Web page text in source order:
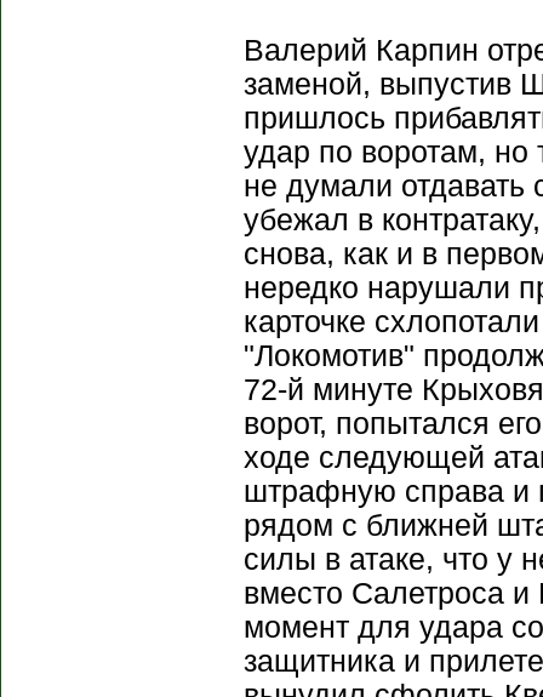
Валерий Карпин
заменой, выпустив
пришлось
удар по воротам,
не думали отдавать
убежал в
снова, как и в
нередко нарушали
карточке
"Локомотив"
72-й минуте
ворот, попытался
ходе следующей
штрафную справа и
рядом с ближней
силы в атаке, что у
вместо Салетроса
момент для удара
защитника и